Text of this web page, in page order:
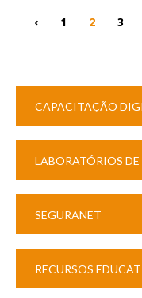
‹ 1 2 3
CAPACITAÇÃO
LABORATÓRIOS
SEGURANET
RECURSOS